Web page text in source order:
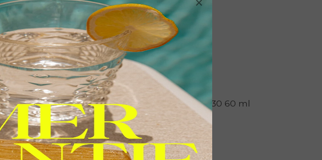
Juvi Protect spf30 60 ml
€ 59,00